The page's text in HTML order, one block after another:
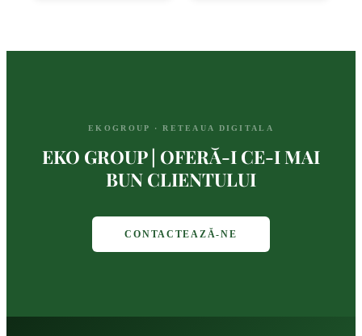
EKOGROUP · RETEAUA DIGITALA
EKO GROUP | OFERĂ-I CE-I MAI
BUN CLIENTULUI
CONTACTEAZĂ-NE